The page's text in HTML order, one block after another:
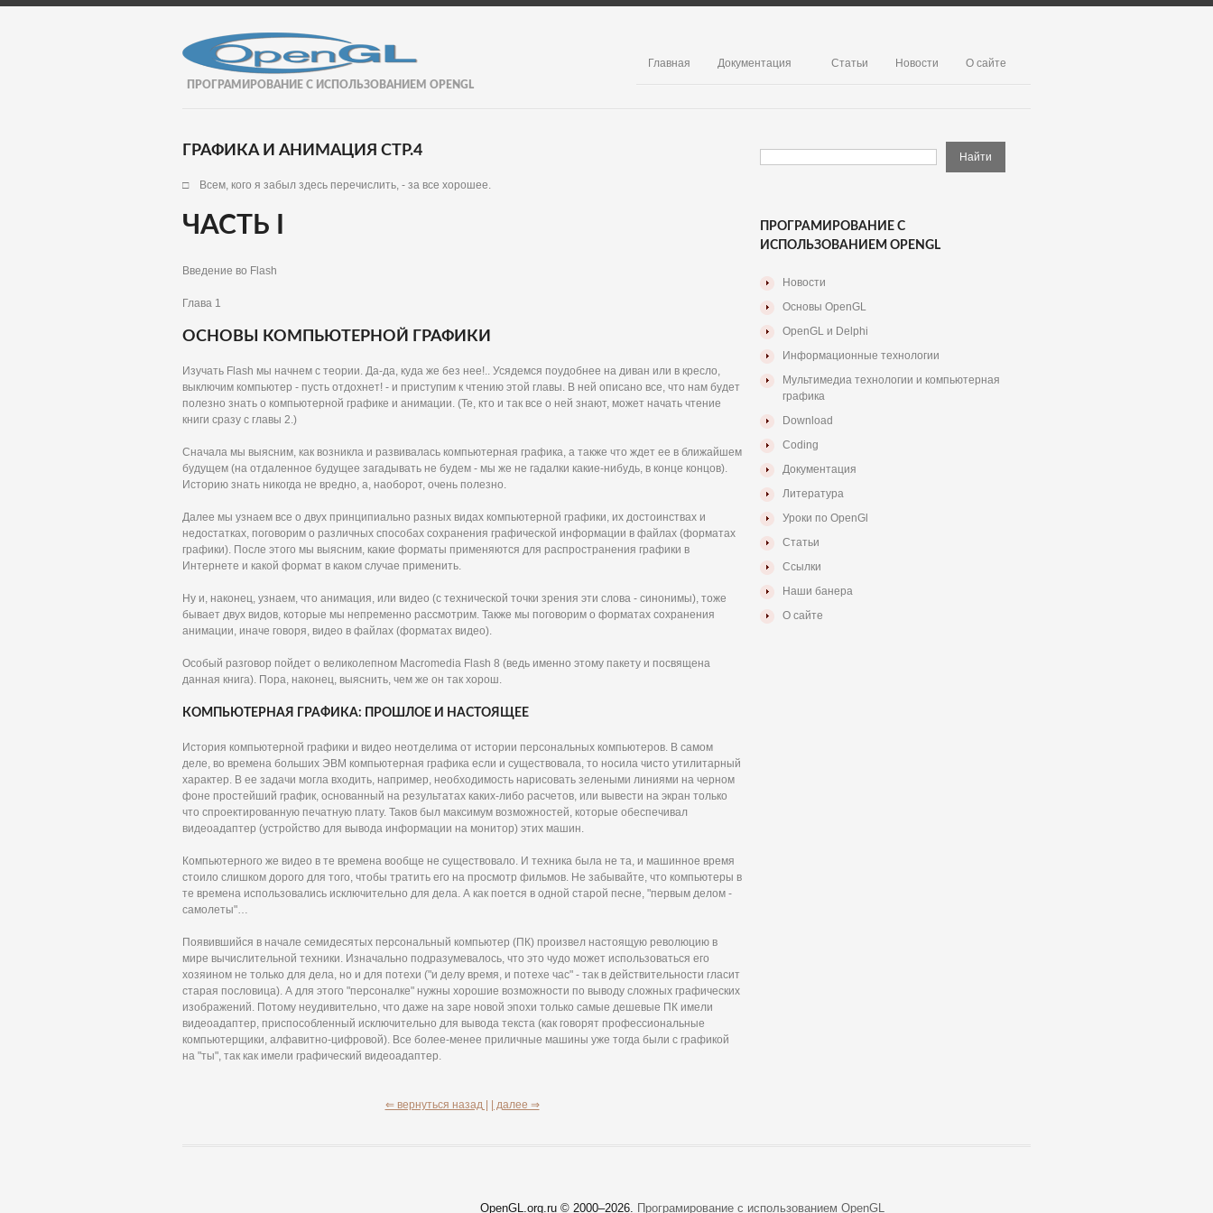
ПРОГРАМИРОВАНИЕ С ИСПОЛЬЗОВАНИЕМ OPENGL
Главная Документация Статьи Новости О сайте
ГРАФИКА И АНИМАЦИЯ СТР.4
□ Всем, кого я забыл здесь перечислить, - за все хорошее.
ЧАСТЬ I
Введение во Flash
Глава 1
ОСНОВЫ КОМПЬЮТЕРНОЙ ГРАФИКИ
Изучать Flash мы начнем с теории. Да-да, куда же без нее!.. Усядемся поудобнее на диван или в кресло,
выключим компьютер - пусть отдохнет! - и приступим к чтению этой главы. В ней описано все, что нам будет
полезно знать о компьютерной графике и анимации. (Те, кто и так все о ней знают, может начать чтение
книги сразу с главы 2.)
Сначала мы выясним, как возникла и развивалась компьютерная графика, а также что ждет ее в ближайшем
будущем (на отдаленное будущее загадывать не будем - мы же не гадалки какие-нибудь, в конце концов).
Историю знать никогда не вредно, а, наоборот, очень полезно.
Далее мы узнаем все о двух принципиально разных видах компьютерной графики, их достоинствах и
недостатках, поговорим о различных способах сохранения графической информации в файлах (форматах
графики). После этого мы выясним, какие форматы применяются для распространения графики в
Интернете и какой формат в каком случае применить.
Ну и, наконец, узнаем, что анимация, или видео (с технической точки зрения эти слова - синонимы), тоже
бывает двух видов, которые мы непременно рассмотрим. Также мы поговорим о форматах сохранения
анимации, иначе говоря, видео в файлах (форматах видео).
Особый разговор пойдет о великолепном Macromedia Flash 8 (ведь именно этому пакету и посвящена
данная книга). Пора, наконец, выяснить, чем же он так хорош.
КОМПЬЮТЕРНАЯ ГРАФИКА: ПРОШЛОЕ И НАСТОЯЩЕЕ
История компьютерной графики и видео неотделима от истории персональных компьютеров. В самом
деле, во времена больших ЭВМ компьютерная графика если и существовала, то носила чисто утилитарный
характер. В ее задачи могла входить, например, необходимость нарисовать зелеными линиями на черном
фоне простейший график, основанный на результатах каких-либо расчетов, или вывести на экран только
что спроектированную печатную плату. Таков был максимум возможностей, которые обеспечивал
видеоадаптер (устройство для вывода информации на монитор) этих машин.
Компьютерного же видео в те времена вообще не существовало. И техника была не та, и машинное время
стоило слишком дорого для того, чтобы тратить его на просмотр фильмов. Не забывайте, что компьютеры в
те времена использовались исключительно для дела. А как поется в одной старой песне, "первым делом -
самолеты"…
Появившийся в начале семидесятых персональный компьютер (ПК) произвел настоящую революцию в
мире вычислительной техники. Изначально подразумевалось, что это чудо может использоваться его
хозяином не только для дела, но и для потехи ("и делу время, и потехе час" - так в действительности гласит
старая пословица). А для этого "персоналке" нужны хорошие возможности по выводу сложных графических
изображений. Потому неудивительно, что даже на заре новой эпохи только самые дешевые ПК имели
видеоадаптер, приспособленный исключительно для вывода текста (как говорят профессиональные
компьютерщики, алфавитно-цифровой). Все более-менее приличные машины уже тогда были с графикой
на "ты", так как имели графический видеоадаптер.
⇐ вернуться назад | | далее ⇒
ПРОГРАМИРОВАНИЕ С
ИСПОЛЬЗОВАНИЕМ OPENGL
Новости
Основы OpenGL
OpenGL и Delphi
Информационные технологии
Мультимедиа технологии и компьютерная
графика
Download
Coding
Документация
Литература
Уроки по OpenGl
Статьи
Ссылки
Наши банера
О сайте
OpenGL.org.ru © 2000–2026. Програмирование с использованием OpenGL